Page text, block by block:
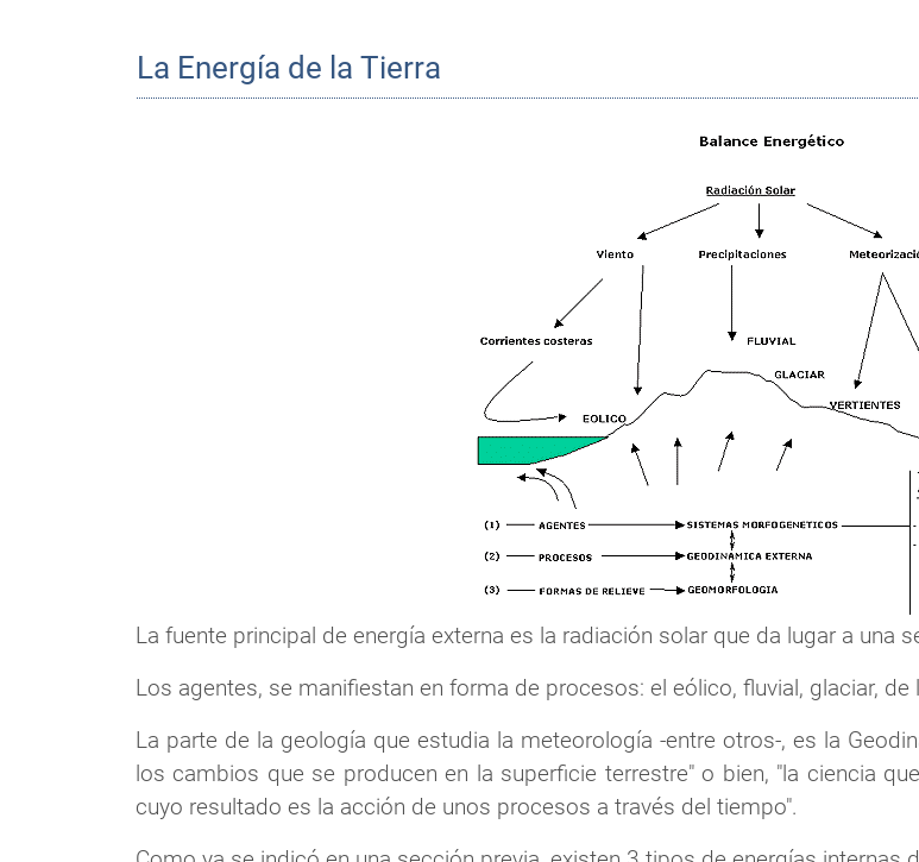
La Energía de la Tierra
La fuente principal de energía externa es la radiación solar que da lugar a
Los agentes, se manifiestan en forma de procesos: el eólico, fluvial, glaciar,
La parte de la geología que estudia la meteorología -entre otros-, es la
los cambios que se producen en la superficie terrestre" o bien, "la ciencia
cuyo resultado es la acción de unos procesos a través del tiempo".